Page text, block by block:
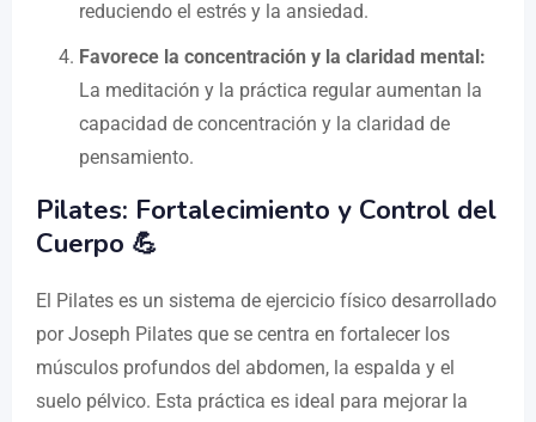
reduciendo el estrés y la ansiedad.
Favorece la concentración y la claridad mental:
La meditación y la práctica regular aumentan la
capacidad de concentración y la claridad de
pensamiento.
Pilates: Fortalecimiento y Control del
Cuerpo 💪
El Pilates es un sistema de ejercicio físico desarrollado
por Joseph Pilates que se centra en fortalecer los
músculos profundos del abdomen, la espalda y el
suelo pélvico. Esta práctica es ideal para mejorar la